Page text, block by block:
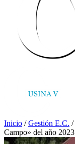
Inicio /Gestión E.C. /
Campo» del año 2023